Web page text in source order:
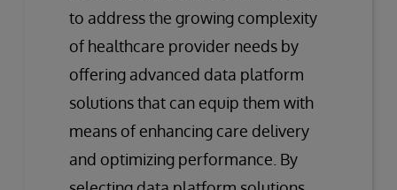
to address the growing complexity
of healthcare provider needs by
offering advanced data platform
solutions that can equip them with
means of enhancing care delivery
and optimizing performance. By